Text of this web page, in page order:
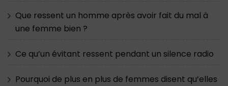
Que ressent un homme après avoir fait du mal à
une femme bien ?
Ce qu’un évitant ressent pendant un silence radio
Pourquoi de plus en plus de femmes disent qu’elles